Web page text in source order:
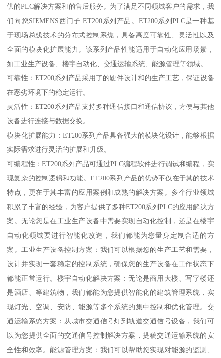
供的PLC解决方案和的售后服务。为了满足不同领域客户的需求，我
们向您SIEMENS西门子 ET200系列产品。ET200系列PLC是一种基
于现场总线技术的分布式控制系统，具备高度可靠性、灵活性以及
全面的模块化扩展能力。该系列产品性能适用于自动化应用场景，
如工业生产设备、楼宇自动化、交通运输系统、能源管理等领域。
可靠性：ET200系列产品采用了的硬件设计和的生产工艺，保证设备
在恶劣环境下的稳定运行。
灵活性：ET200系列产品支持多种通信接口和通信协议，方便与其他
设备进行连接与数据交换。
模块化扩展能力：ET200系列产品具备强大的模块化设计，能够根据
实际需求进行灵活的扩展和升级。
可编程性：ET200系列产品可通过PLC编程软件进行调试和编程，实
现复杂的控制逻辑和功能。ET200系列产品的优势不仅在于其的技术
特点，更在于其丰富的应用案例和成熟的解决方案。多个行业领域
积累了丰富的经验，为客户提供了多种ET200系列PLC的应用解决方
案。无论您是在工业生产设备中需要实现自动化控制，还是在楼宇
自动化领域要进行智能化改造，我们都能为您量身定制合适的方
案。工业生产设备控制方案：我们可以根据您的生产工艺和需要，
设计并实现一套稳定的控制系统，确保您的生产设备在工作状态下
都能正常运行。楼宇自动化解决方案：无论是商用大楼、写字楼还
是酒店、等建筑物，我们都能为您提供智能化的建筑管理系统，实
现灯光、空调、安防、能源等多个系统的集中控制和优化管理。交
通运输系统方案：从城市交通信号灯到轨道交通信号设备，我们可
以为您提供全面的交通信号控制解决方案，提稿交通运输系统的安
全性和效率。能源管理方案：我们可以帮助您实现对能源的监测、